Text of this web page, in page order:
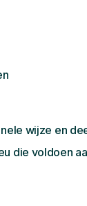
wijze en
die voldoen